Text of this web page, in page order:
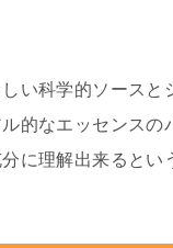
い科学的ソースと
的なエッセンスの
に理解出来るとい